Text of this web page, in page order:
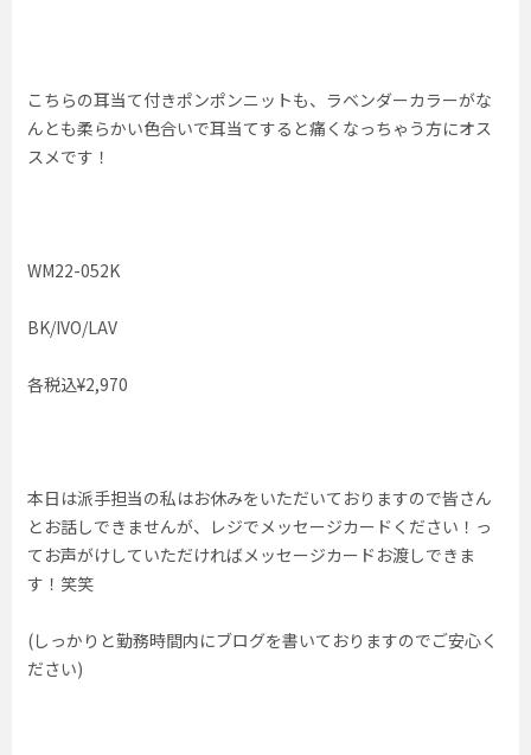
こちらの耳当て付きポンポンニットも、ラベンダーカラーがな
んとも柔らかい色合いで耳当てすると痛くなっちゃう方にオス
スメです！
WM22-052K
BK/IVO/LAV
各税込¥2,970
本日は派手担当の私はお休みをいただいておりますので皆さん
とお話しできませんが、レジでメッセージカードください！っ
てお声がけしていただければメッセージカードお渡しできま
す！笑笑
(しっかりと勤務時間内にブログを書いておりますのでご安心く
ださい)